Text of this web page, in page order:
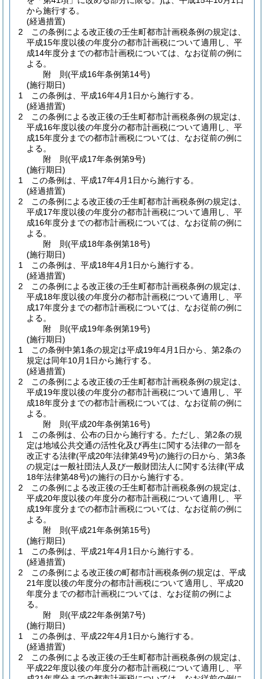
から施行する。
(経過措置)
2
この条例による改正後の壬生町都市計画税条例の規定は、
平成15年度以後の年度分の都市計画税について適用し、平
成14年度分までの都市計画税については、なお従前の例に
よる。
附 則(平成16年条例第14号)
(施行期日)
1
この条例は、平成16年4月1日から施行する。
(経過措置)
2
この条例による改正後の壬生町都市計画税条例の規定は、
平成16年度以後の年度分の都市計画税について適用し、平
成15年度分までの都市計画税については、なお従前の例に
よる。
附 則(平成17年条例第9号)
(施行期日)
1
この条例は、平成17年4月1日から施行する。
(経過措置)
2
この条例による改正後の壬生町都市計画税条例の規定は、
平成17年度以後の年度分の都市計画税について適用し、平
成16年度分までの都市計画税については、なお従前の例に
よる。
附 則(平成18年条例第18号)
(施行期日)
1
この条例は、平成18年4月1日から施行する。
(経過措置)
2
この条例による改正後の壬生町都市計画税条例の規定は、
平成18年度以後の年度分の都市計画税について適用し、平
成17年度分までの都市計画税については、なお従前の例に
よる。
附 則(平成19年条例第19号)
(施行期日)
1
この条例中第1条の規定は平成19年4月1日から、第2条の
規定は同年10月1日から施行する。
(経過措置)
2
この条例による改正後の壬生町都市計画税条例の規定は、
平成19年度以後の年度分の都市計画税について適用し、平
成18年度分までの都市計画税については、なお従前の例に
よる。
附 則(平成20年条例第16号)
1
この条例は、公布の日から施行する。 ただし、第2条の規
定は地域公共交通の活性化及び再生に関する法律の一部を
改正する法律(平成20年法律第49号)の施行の日から、第3条
の規定は一般社団法人及び一般財団法人に関する法律(平成
18年法律第48号)の施行の日から施行する。
2
この条例による改正後の壬生町都市計画税条例の規定は、
平成20年度以後の年度分の都市計画税について適用し、平
成19年度分までの都市計画税については、なお従前の例に
よる。
附 則(平成21年条例第15号)
(施行期日)
1
この条例は、平成21年4月1日から施行する。
(経過措置)
2
この条例による改正後の町都市計画税条例の規定は、平成
21年度以後の年度分の都市計画税について適用し、平成20
年度分までの都市計画税については、なお従前の例によ
る。
附 則(平成22年条例第7号)
(施行期日)
1
この条例は、平成22年4月1日から施行する。
(経過措置)
2
この条例による改正後の壬生町都市計画税条例の規定は、
平成22年度以後の年度分の都市計画税について適用し、平